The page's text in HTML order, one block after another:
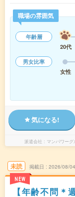
職場の雰囲気
年齢層
20代
男女比率
女性
気になる!
派遣会社 マンパワー
未読
NEW
掲載日 2026/08/04
【年齢不問